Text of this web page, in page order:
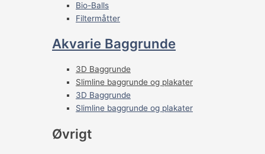
Bio-Balls
Filtermåtter
Akvarie Baggrunde
3D Baggrunde
Slimline baggrunde og plakater
3D Baggrunde
Slimline baggrunde og plakater
Øvrigt